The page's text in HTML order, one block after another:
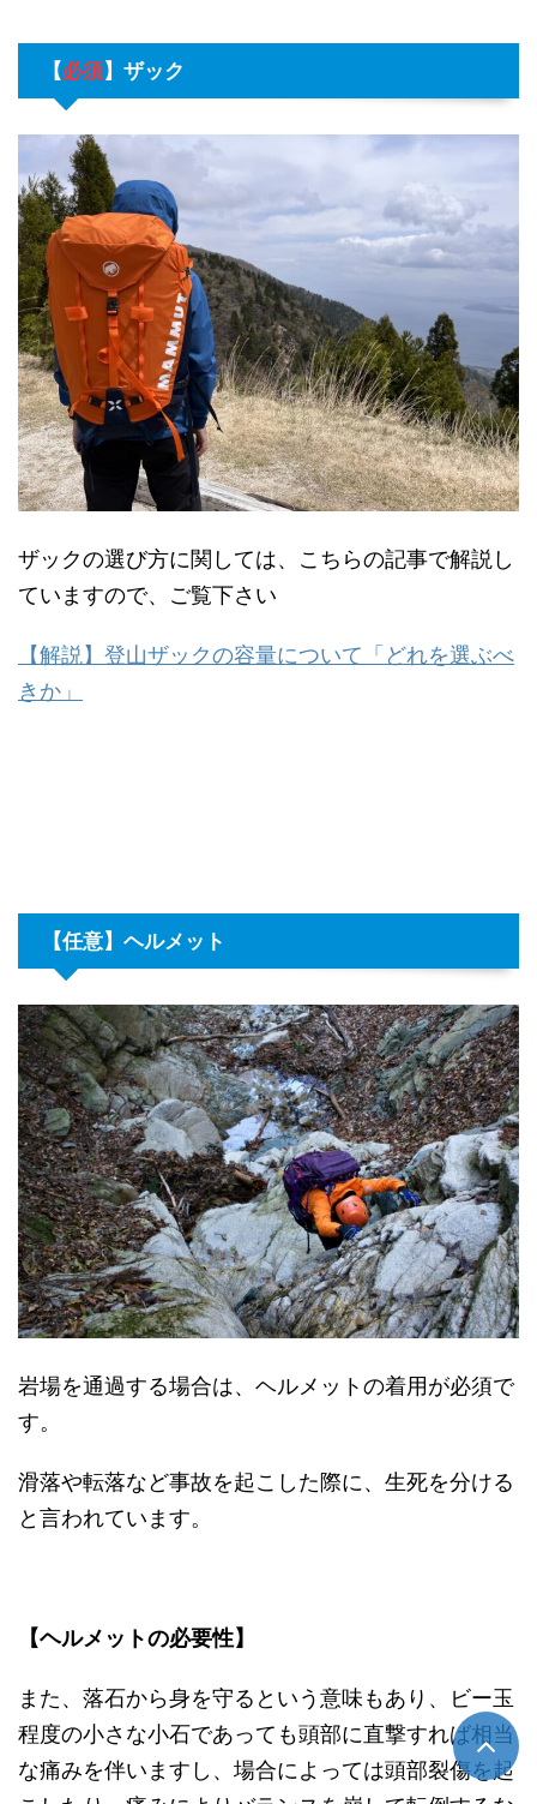
【必須】 ザック
ザックの選び方に関しては、こちらの記事で解説し
ていますので、ご覧下さい
【解説】登山ザックの容量について「どれを選ぶべ
きか」
【任意】 ヘルメット
岩場を通過する場合は、ヘルメットの着用が必須で
す。
滑落や転落など事故を起こした際に、生死を分ける
と言われています。
【ヘルメットの必要性】
また、落石から身を守るという意味もあり、ビー玉
程度の小さな小石であっても頭部に直撃すれば相当
な痛みを伴いますし、場合によっては頭部裂傷を起